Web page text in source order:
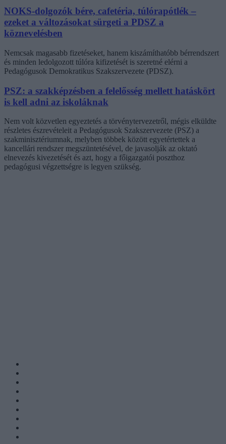
NOKS-dolgozók bére, cafetéria, túlórapótlék –
ezeket a változásokat sürgeti a PDSZ a
köznevelésben
Nemcsak magasabb fizetéseket, hanem kiszámíthatóbb bérrendszert
és minden ledolgozott túlóra kifizetését is szeretné elérni a
Pedagógusok Demokratikus Szakszervezete (PDSZ).
PSZ: a szakképzésben a felelősség mellett hatáskört
is kell adni az iskoláknak
Nem volt közvetlen egyeztetés a törvénytervezetről, mégis elküldte
részletes észrevételeit a Pedagógusok Szakszervezete (PSZ) a
szakminisztériumnak, melyben többek között egyetértettek a
kancellári rendszer megszüntetésével, de javasolják az oktató
elnevezés kivezetését és azt, hogy a főigazgatói poszthoz
pedagógusi végzettségre is legyen szükség.